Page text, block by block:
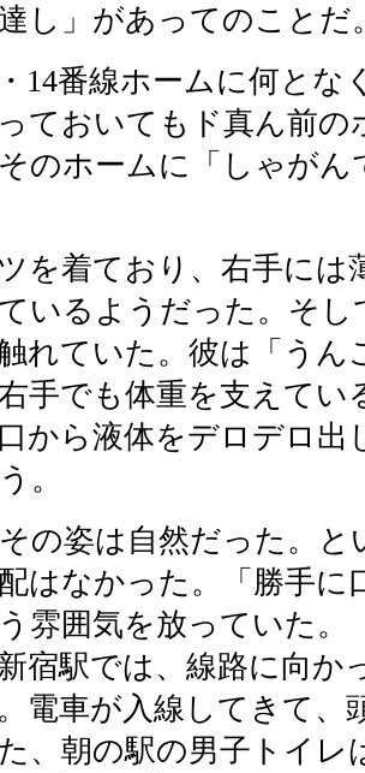
し」があってのことだ
14番線ホームに何とな
ておいてもド真ん前の
のホームに「しゃがん
を着ており、右手には
いるようだった。そし
れていた。彼は「うん
手でも体重を支えてい
から液体をデロデロ出
。
の姿は自然だった。と
はなかった。「勝手に
雰囲気を放っていた。
宿駅では、線路に向か
電車が入線してきて、
、朝の駅の男子トイレ